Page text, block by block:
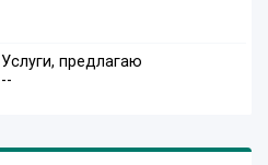
Услуги, предлагаю
--